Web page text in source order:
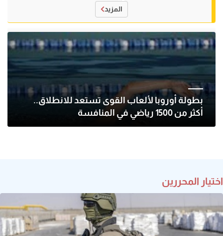
المزيد
بطولة أوروبا لألعاب القوى تستعد للانطلاق..
أكثر من 1500 رياضي في المنافسة
اختيار المحررين